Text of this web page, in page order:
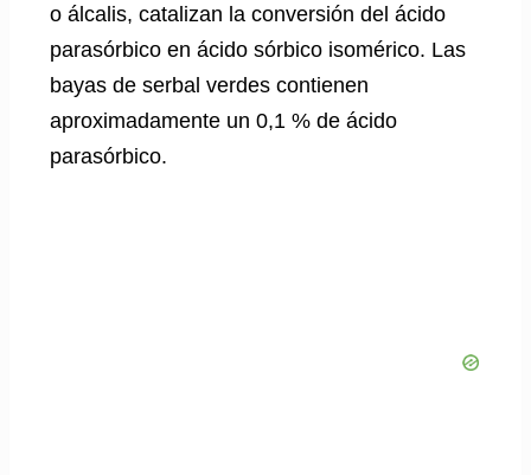
o álcalis, catalizan la conversión del ácido
parasórbico en ácido sórbico isomérico. Las
bayas de serbal verdes contienen
aproximadamente un 0,1 % de ácido
parasórbico.